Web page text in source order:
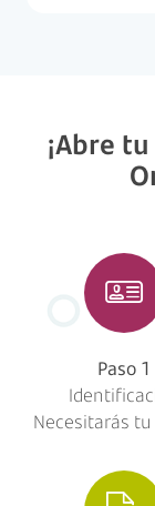
¡Abre
Paso 1
Necesitarás